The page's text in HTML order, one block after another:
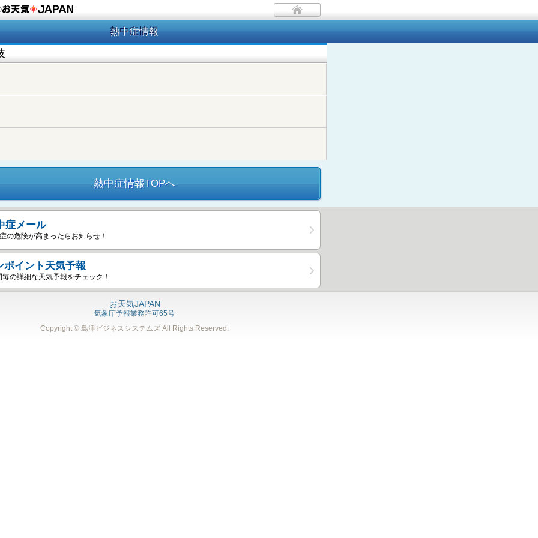
熱中症情報
熱中症情報TOPへ
症メール
の危険が高まったらお知らせ！
ポイント天気予報
毎の詳細な天気予報をチェック！
お天気JAPAN
気象庁予報業務許可65号
Copyright © 島津ビジネスシステムズ All Rights Reserved.